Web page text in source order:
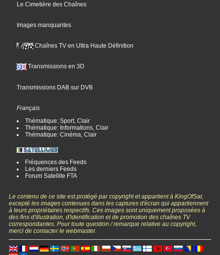
Le Cimetière des Chaînes
Images manquantes
Chaînes TV en Ultra Haute Définition
Transmissions en 3D
Transmissions DAB sur DVB
Français
Thématique: Sport, Clair
Thématique: Informations, Clair
Thématique: Cinéma, Clair
Fréquences des Feeds
Les derniers Feeds
Forum Satellite FTA
Le contenu de ce site est protégé par copyright et appartient à KingOfSat,
excepté les images contenues dans les captures d'écran qui appartiennent
à leurs propriétaires respectifs. Ces images sont uniquement proposées à
des fins d'illustration, d'identification et de promotion des chaînes TV
correspondantes. Pour toute question / remarque relative au copyright,
merci de contacter le webmaster.